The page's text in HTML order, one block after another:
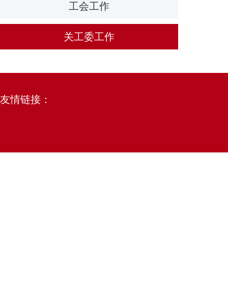
工会工作
关工委工作
友情链接：